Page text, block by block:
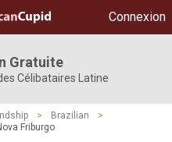
Connexion
Gratuite
Célibataires Latine
> Brazilian
>
Friburgo